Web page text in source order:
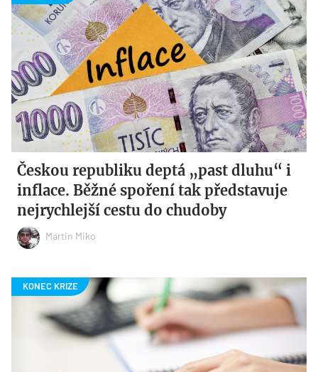
Českou republiku deptá „past dluhu“ i
inflace. Běžné spoření tak představuje
nejrychlejší cestu do chudoby
Martin Miko